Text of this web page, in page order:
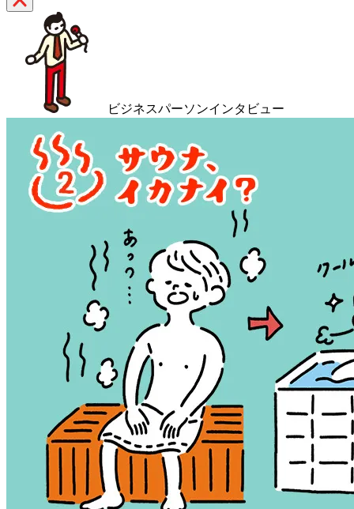
ビジネスパーソンインタビュー